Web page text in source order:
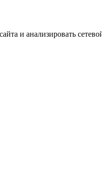
и анализировать